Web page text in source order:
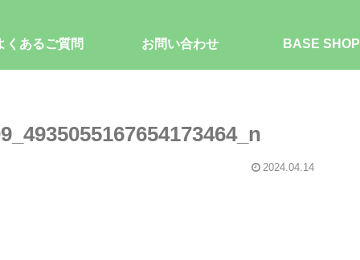
くあるご質問 お問い合わせ BASE SHOP
2024.04.14